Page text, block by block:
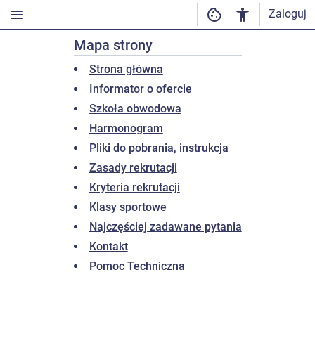
Zaloguj
Mapa strony
Strona główna
Informator o ofercie
Szkoła obwodowa
Harmonogram
Pliki do pobrania, instrukcja
Zasady rekrutacji
Kryteria rekrutacji
Klasy sportowe
Najczęściej zadawane pytania
Kontakt
Pomoc Techniczna